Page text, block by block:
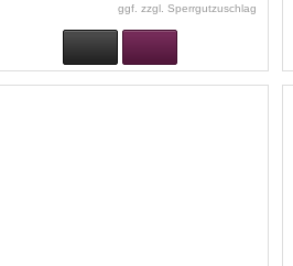
ggf. zzgl. Sperrgutzuschlag